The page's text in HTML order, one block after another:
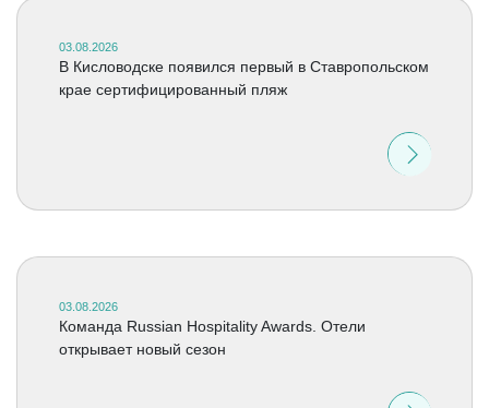
03.08.2026
В Кисловодске появился первый в Ставропольском
крае сертифицированный пляж
03.08.2026
Команда Russian Hospitality Awards. Отели
открывает новый сезон